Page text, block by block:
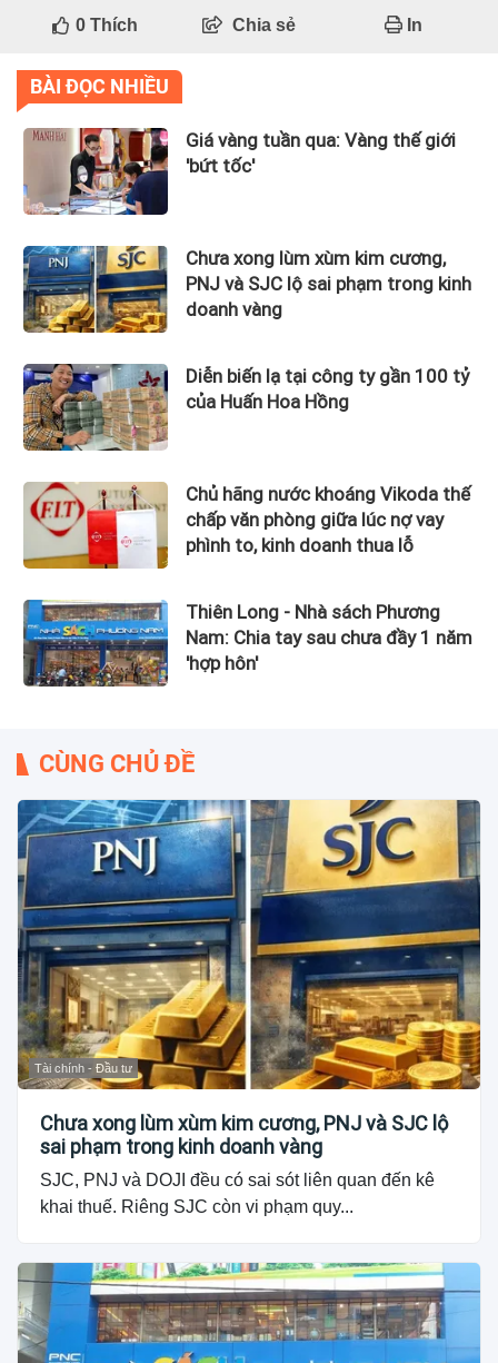
0Thích Chia sẻ In
BÀI ĐỌC NHIỀU
Giá vàng tuần qua: Vàng thế giới
'bứt tốc'
Chưa xong lùm xùm kim cương,
PNJ và SJC lộ sai phạm trong kinh
doanh vàng
Diễn biến lạ tại công ty gần 100 tỷ
của Huấn Hoa Hồng
Chủ hãng nước khoáng Vikoda thế
chấp văn phòng giữa lúc nợ vay
phình to, kinh doanh thua lỗ
Thiên Long - Nhà sách Phương
Nam: Chia tay sau chưa đầy 1 năm
'hợp hôn'
CÙNG CHỦ ĐỀ
Tài chính - Đầu tư
Chưa xong lùm xùm kim cương, PNJ và SJC lộ
sai phạm trong kinh doanh vàng
SJC, PNJ và DOJI đều có sai sót liên quan đến kê
khai thuế. Riêng SJC còn vi phạm quy...